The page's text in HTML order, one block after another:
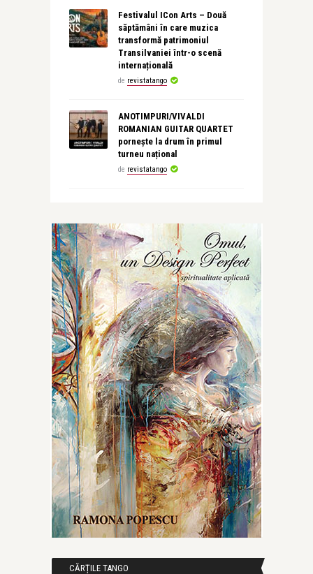
Festivalul ICon Arts – Două
săptămâni în care muzica
transformă patrimoniul
Transilvaniei într-o scenă
internațională
de revistatango
ANOTIMPURI/VIVALDI
ROMANIAN GUITAR QUARTET
pornește la drum în primul
turneu național
de revistatango
CĂRȚILE TANGO